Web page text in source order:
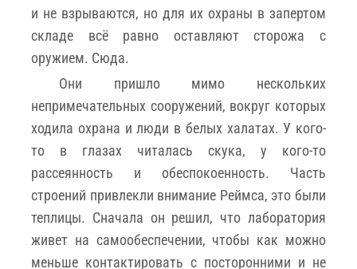
и не взрываются, но для их охраны в запертом
складе всё равно оставляют сторожа с
оружием. Сюда.
Они пришло мимо нескольких
непримечательных сооружений, вокруг которых
ходила охрана и люди в белых халатах. У кого-
то в глазах читалась скука, у кого-то
рассеянность и обеспокоенность. Часть
строений привлекли внимание Реймса, это были
теплицы. Сначала он решил, что лаборатория
живет на самообеспечении, чтобы как можно
меньше контактировать с посторонними и не